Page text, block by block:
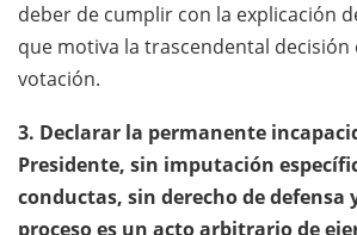
deber de cumplir con la explicación
que motiva la trascendental decisión
votación.
3. Declarar la permanente
Presidente, sin imputación
conductas, sin derecho de defensa
proceso es un acto arbitrario de